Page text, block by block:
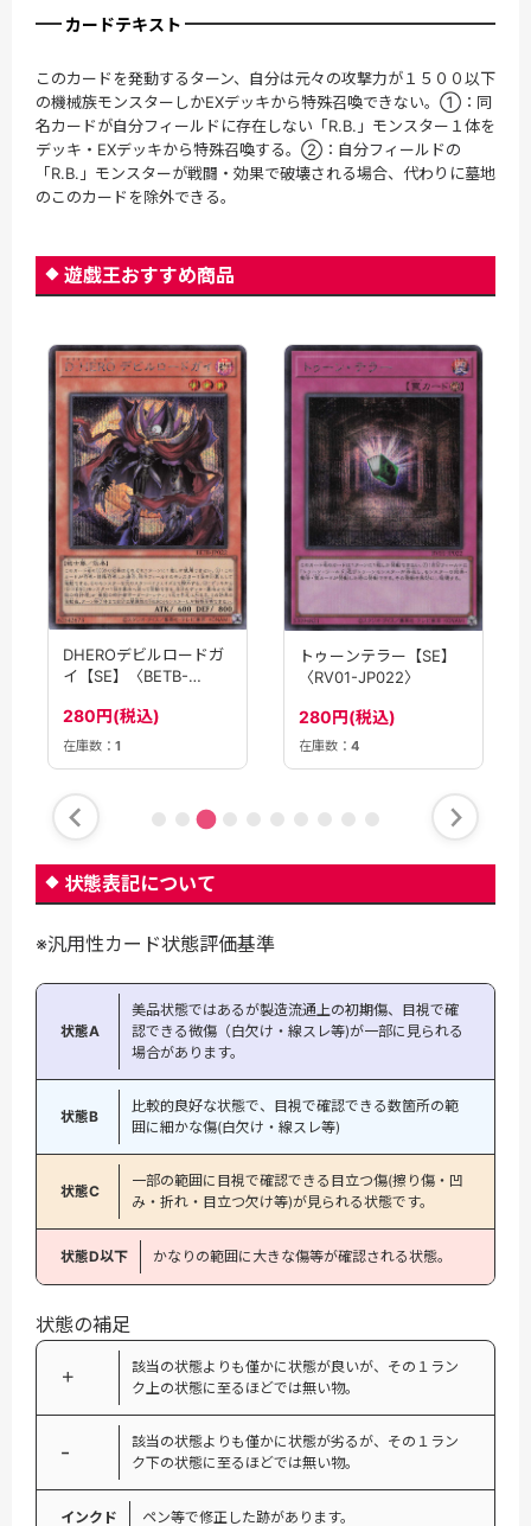
カードテキスト
このカードを発動するターン、自分は元々の攻撃力が１５００以下
の機械族モンスターしかEXデッキから特殊召喚できない。①：同
名カードが自分フィールドに存在しない「R.B.」モンスター１体を
デッキ・EXデッキから特殊召喚する。②：自分フィールドの
「R.B.」モンスターが戦闘・効果で破壊される場合、代わりに墓地
のこのカードを除外できる。
遊戯王おすすめ商品
DHEROデビルロードガ
イ【SE】〈BETB-
280円(税込)
在庫数： 1
トゥーンテラー【SE】
〈RV01-JP022〉
280円(税込)
在庫数： 4
状態表記について
※汎用性カード状態評価基準
状態A
美品状態ではあるが製造流通上の初期傷、目視で確
認できる微傷（白欠け・線スレ等)が一部に見られる
場合があります。
状態B
比較的良好な状態で、目視で確認できる数箇所の範
囲に細かな傷(白欠け・線スレ等)
状態C
一部の範囲に目視で確認できる目立つ傷(擦り傷・凹
み・折れ・目立つ欠け等)が見られる状態です。
状態D以下 かなりの範囲に大きな傷等が確認される状態。
状態の補足
＋
該当の状態よりも僅かに状態が良いが、その１ラン
ク上の状態に至るほどでは無い物。
−
該当の状態よりも僅かに状態が劣るが、その１ラン
ク下の状態に至るほどでは無い物。
インクド ペン等で修正した跡があります。